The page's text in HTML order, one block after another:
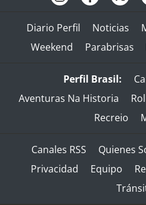
Diario Perfil Noticias
Weekend
Parabrisas
Perfil Brasil:
Aventuras Na Historia
Recreio
Canales RSS Quienes
Privacidad
Equipo